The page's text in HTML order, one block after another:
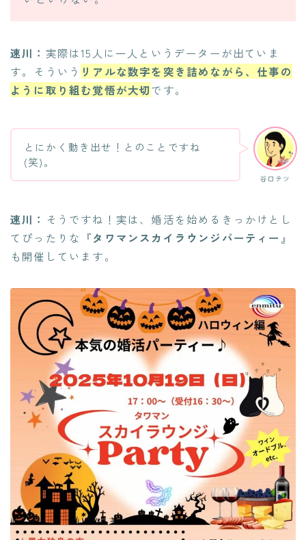
速川： 実際は15人に一人というデーターが出ていま
す。そういう リアルな数字を突き詰めながら、仕事の
ように取り組む覚悟が大切です。
谷口テツ
とにかく動き出せ！とのことですね
(笑)。
速川： そうですね！実は、婚活を始めるきっかけとし
てぴったりな『タワマンスカイラウンジパーティー 』
も開催しています。